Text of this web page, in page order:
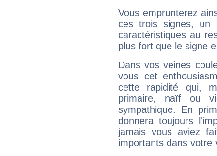
Vous emprunterez
ces trois signes, un
caractéristiques au
plus fort que le signe
Dans vos veines
vous cet
cette rapidité qui,
primaire, naïf ou
sympathique. En
donnera toujours
jamais vous aviez
importants dans votre